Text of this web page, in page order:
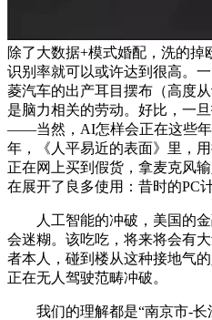
除了大数据+模式婚配，洗的掉
识别率就可以或许达到很高。
菱汽车的出产耳目摆布（高度
是脑力相关的劳动。好比，一
——当然，AI怎样会正在这些年
年，《人平易近的表面》里，
正在网上买到假货，拿麦克风
在展开了良多使用：昔时的PC
人工智能的冲破，美国的金
会迷糊。该吃吃，将来将会有
者本人，碰到楼从这种接地气
正在无人驾驶范畴冲破。
我们的理解都是“南京市-长